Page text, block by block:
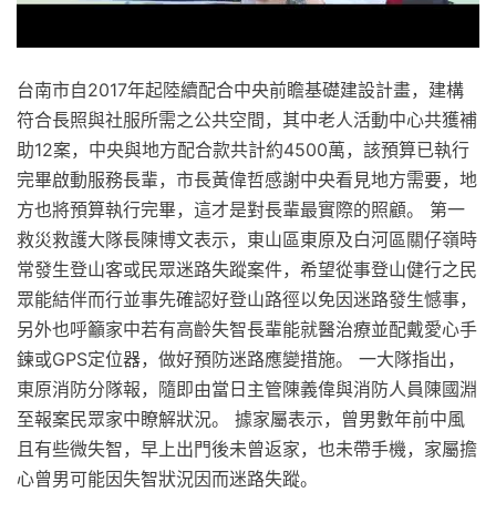
台南市自2017年起陸續配合中央前瞻基礎建設計畫，建構
符合長照與社服所需之公共空間，其中老人活動中心共獲補
助12案，中央與地方配合款共計約4500萬，該預算已執行
完畢啟動服務長輩，市長黃偉哲感謝中央看見地方需要，地
方也將預算執行完畢，這才是對長輩最實際的照顧。 第一
救災救護大隊長陳博文表示，東山區東原及白河區關仔嶺時
常發生登山客或民眾迷路失蹤案件，希望從事登山健行之民
眾能結伴而行並事先確認好登山路徑以免因迷路發生憾事，
另外也呼籲家中若有高齡失智長輩能就醫治療並配戴愛心手
鍊或GPS定位器，做好預防迷路應變措施。 一大隊指出，
東原消防分隊報，隨即由當日主管陳義偉與消防人員陳國淵
至報案民眾家中瞭解狀況。 據家屬表示，曾男數年前中風
且有些微失智，早上出門後未曾返家，也未帶手機，家屬擔
心曾男可能因失智狀況因而迷路失蹤。